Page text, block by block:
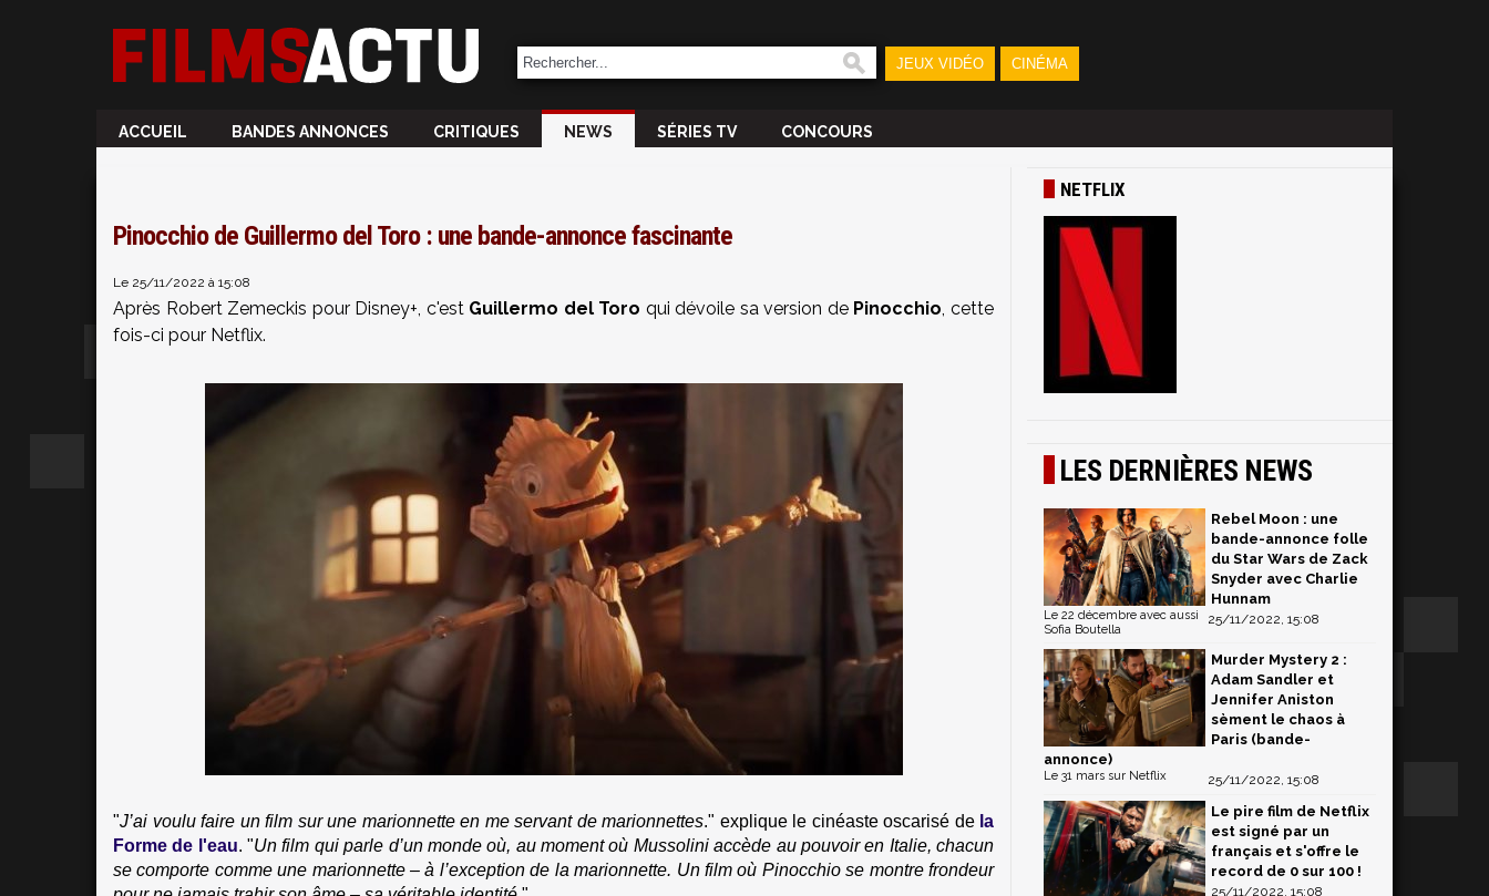
JEUX VIDÉO CINÉMA
ACCUEIL BANDES ANNONCES CRITIQUES NEWS SÉRIES TV CONCOURS
Pinocchio de Guillermo del Toro : une bande-annonce fascinante
Le 25/11/2022 à 15:08
Après Robert Zemeckis pour Disney+, c'est Guillermo del Toro qui dévoile sa version de Pinocchio, cette
fois-ci pour Netflix.
"J’ai voulu faire un film sur une marionnette en me servant de marionnettes." explique le cinéaste oscarisé dela
Forme de l'eau. "Un film qui parle d’un monde où, au moment où Mussolini accède au pouvoir en Italie, chacun
se comporte comme une marionnette – à l’exception de la marionnette. Un film où Pinocchio se montre frondeur
NETFLIX
LES DERNIÈRES NEWS
Rebel Moon : une
bande-annonce folle
du Star Wars de Zack
Snyder avec Charlie
Hunnam
25/11/2022, 15:08
Le 22 décembre avec aussi
Sofia Boutella
Murder Mystery 2 :
Adam Sandler et
Jennifer Aniston
sèment le chaos à
Paris (bande-
annonce)
25/11/2022, 15:08
Le 31 mars sur Netflix
Le pire film de Netflix
est signé par un
français et s'offre le
record de 0 sur 100 !
25/11/2022, 15:08